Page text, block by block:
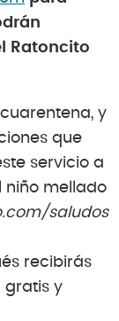
Ratoncito
y
que
servicio a
niño mellado
saludos
recibirás
gratis y